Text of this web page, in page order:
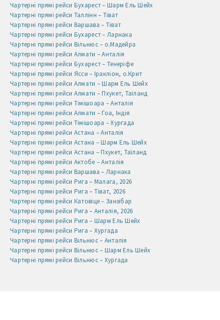
Чартерні прямі рейси Бухарест – Шарм Ель Шейх
Чартерні прямі рейси Таллінн – Тіват
Чартерні прямі рейси Варшава – Тіват
Чартерні прямі рейси Бухарест – Ларнака
Чартерні прямі рейси Вільнюс – о.Мадейра
Чартерні прямі рейси Алмати – Анталія
Чартерні прямі рейси Бухарест – Тенеріфе
Чартерні прямі рейси Ясси – Іракліон, о.Крит
Чартерні прямі рейси Алмати – Шарм Ель Шейх
Чартерні прямі рейси Алмати – Пхукет, Таїланд
Чартерні прямі рейси Тімішоара – Анталія
Чартерні прямі рейси Алмати – Гоа, Індія
Чартерні прямі рейси Тімішоара – Хургада
Чартерні прямі рейси Астана – Анталія
Чартерні прямі рейси Астана – Шарм Ель Шейх
Чартерні прямі рейси Астана – Пхукет, Таїланд
Чартерні прямі рейси Актобе – Анталія
Чартерні прямі рейси Варшава – Ларнака
Чартерні прямі рейси Рига – Малага, 2026
Чартерні прямі рейси Рига – Тіват, 2026
Чартерні прямі рейси Катовіце – Занзібар
Чартерні прямі рейси Рига – Анталія, 2026
Чартерні прямі рейси Рига – Шарм Ель Шейх
Чартерні прямі рейси Рига – Хургада
Чартерні прямі рейси Вільнюс – Анталія
Чартерні прямі рейси Вільнюс – Шарм Ель Шейх
Чартерні прямі рейси Вільнюс – Хургада